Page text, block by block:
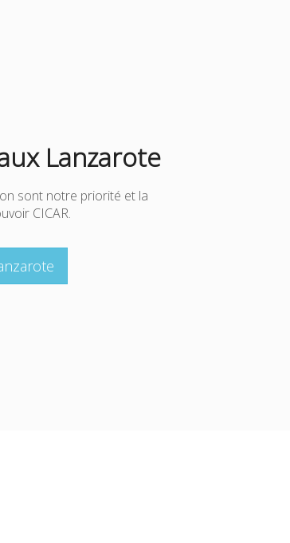
Lanzarote
sont notre priorité et la
CICAR.